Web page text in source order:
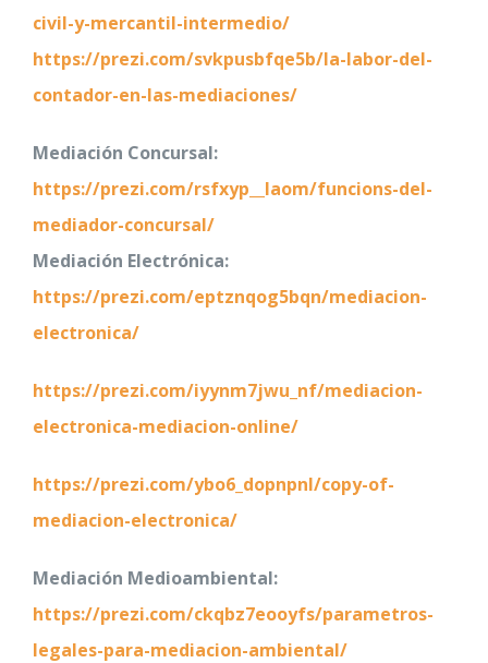
civil-y-mercantil-intermedio/
https://prezi.com/svkpusbfqe5b/la-labor-del-
contador-en-las-mediaciones/
Mediación Concursal:
https://prezi.com/rsfxyp__laom/funcions-del-
mediador-concursal/
Mediación Electrónica:
https://prezi.com/eptznqog5bqn/mediacion-
electronica/
https://prezi.com/iyynm7jwu_nf/mediacion-
electronica-mediacion-online/
https://prezi.com/ybo6_dopnpnl/copy-of-
mediacion-electronica/
Mediación Medioambiental:
https://prezi.com/ckqbz7eooyfs/parametros-
legales-para-mediacion-ambiental/